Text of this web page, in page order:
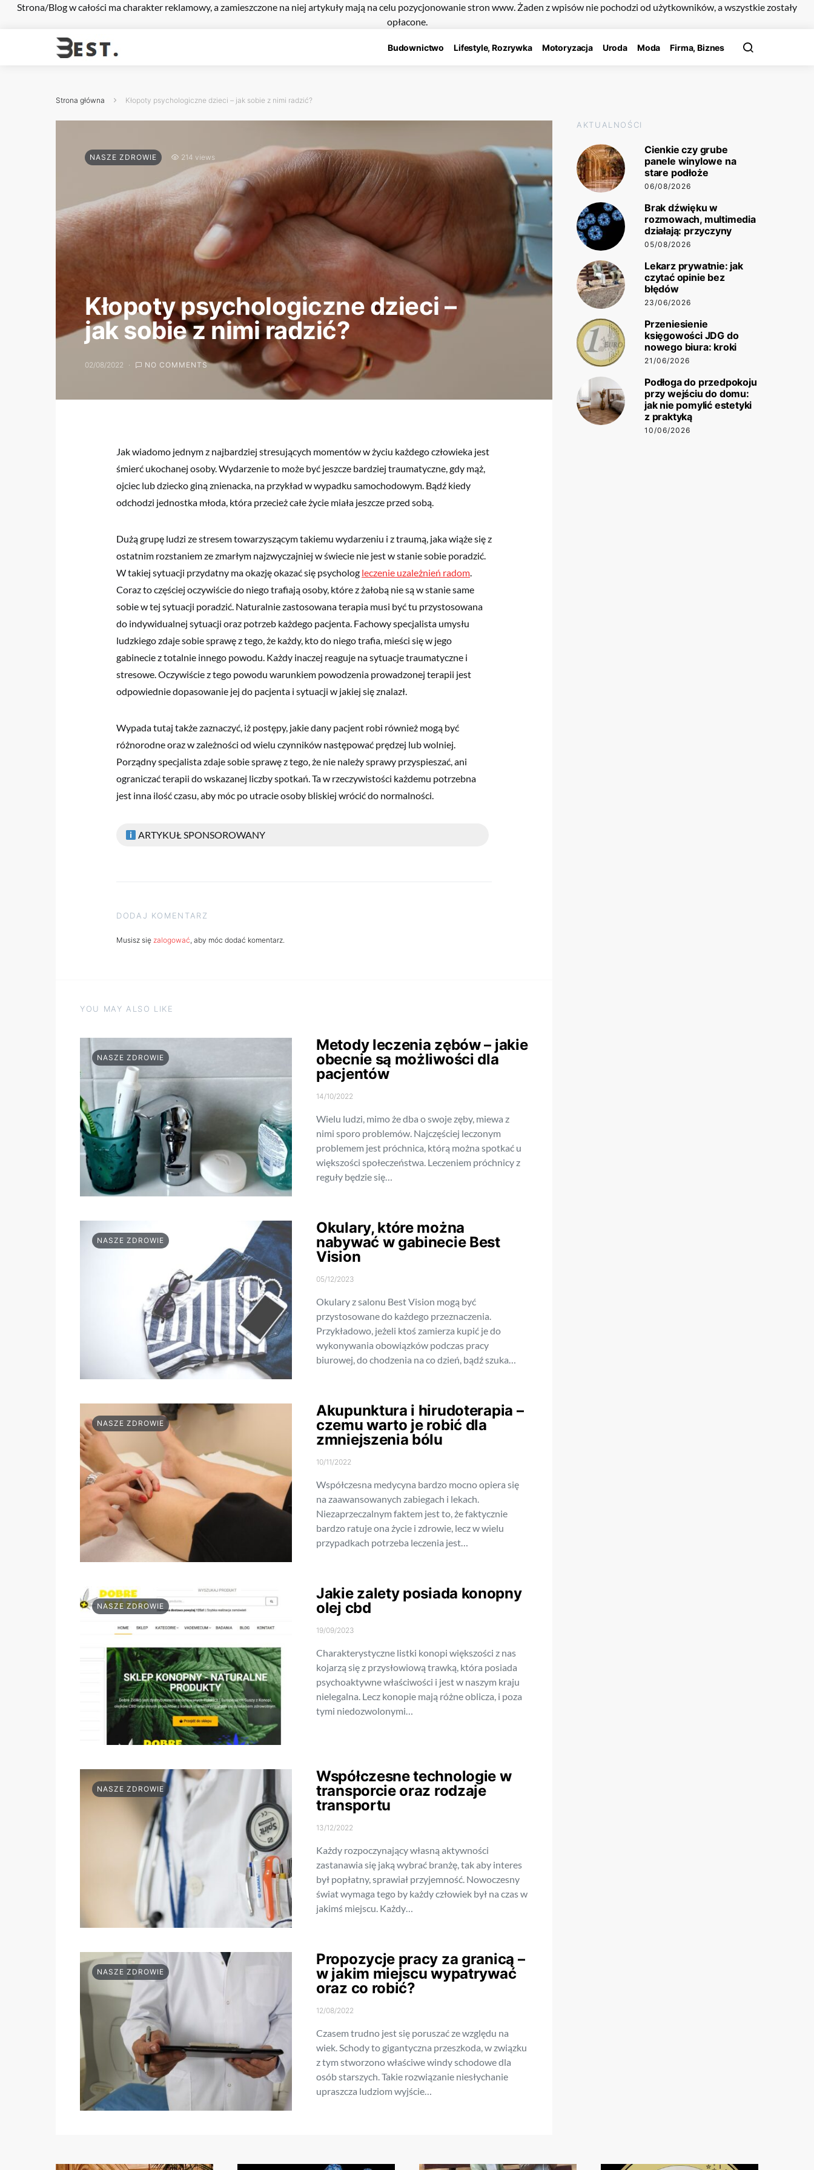
Strona/Blog w całości ma charakter reklamowy, a zamieszczone na niej artykuły mają na celu pozycjonowanie stron www. Żaden z wpisów nie pochodzi od użytkowników, a wszystkie zostały
opłacone.
Budownictwo Lifestyle, Rozrywka Motoryzacja Uroda Moda Firma, Biznes
Strona główna Kłopoty psychologiczne dzieci – jak sobie z nimi radzić?
NASZE ZDROWIE 214 views
Kłopoty psychologiczne dzieci –
jak sobie z nimi radzić?
02/08/2022 NO COMMENTS
Jak wiadomo jednym z najbardziej stresujących momentów w życiu każdego człowieka jest
śmierć ukochanej osoby. Wydarzenie to może być jeszcze bardziej traumatyczne, gdy mąż,
ojciec lub dziecko giną znienacka, na przykład w wypadku samochodowym. Bądź kiedy
odchodzi jednostka młoda, która przecież całe życie miała jeszcze przed sobą.
Dużą grupę ludzi ze stresem towarzyszącym takiemu wydarzeniu i z traumą, jaka wiąże się z
ostatnim rozstaniem ze zmarłym najzwyczajniej w świecie nie jest w stanie sobie poradzić.
W takiej sytuacji przydatny ma okazję okazać się psycholog leczenie uzależnień radom.
Coraz to częściej oczywiście do niego trafiają osoby, które z żałobą nie są w stanie same
sobie w tej sytuacji poradzić. Naturalnie zastosowana terapia musi być tu przystosowana
do indywidualnej sytuacji oraz potrzeb każdego pacjenta. Fachowy specjalista umysłu
ludzkiego zdaje sobie sprawę z tego, że każdy, kto do niego trafia, mieści się w jego
gabinecie z totalnie innego powodu. Każdy inaczej reaguje na sytuacje traumatyczne i
stresowe. Oczywiście z tego powodu warunkiem powodzenia prowadzonej terapii jest
odpowiednie dopasowanie jej do pacjenta i sytuacji w jakiej się znalazł.
Wypada tutaj także zaznaczyć, iż postępy, jakie dany pacjent robi również mogą być
różnorodne oraz w zależności od wielu czynników następować prędzej lub wolniej.
Porządny specjalista zdaje sobie sprawę z tego, że nie należy sprawy przyspieszać, ani
ograniczać terapii do wskazanej liczby spotkań. Ta w rzeczywistości każdemu potrzebna
jest inna ilość czasu, aby móc po utracie osoby bliskiej wrócić do normalności.
ARTYKUŁ SPONSOROWANY
DODAJ KOMENTARZ
Musisz się zalogować, aby móc dodać komentarz.
YOU MAY ALSO LIKE
NASZE ZDROWIE
Metody leczenia zębów – jakie
obecnie są możliwości dla
pacjentów
14/10/2022
Wielu ludzi, mimo że dba o swoje zęby, miewa z
nimi sporo problemów. Najczęściej leczonym
problemem jest próchnica, którą można spotkać u
większości społeczeństwa. Leczeniem próchnicy z
reguły będzie się…
NASZE ZDROWIE
Okulary, które można
nabywać w gabinecie Best
Vision
05/12/2023
Okulary z salonu Best Vision mogą być
przystosowane do każdego przeznaczenia.
Przykładowo, jeżeli ktoś zamierza kupić je do
wykonywania obowiązków podczas pracy
biurowej, do chodzenia na co dzień, bądź szuka…
NASZE ZDROWIE
Akupunktura i hirudoterapia –
czemu warto je robić dla
zmniejszenia bólu
10/11/2022
Współczesna medycyna bardzo mocno opiera się
na zaawansowanych zabiegach i lekach.
Niezaprzeczalnym faktem jest to, że faktycznie
bardzo ratuje ona życie i zdrowie, lecz w wielu
przypadkach potrzeba leczenia jest…
NASZE ZDROWIE
Jakie zalety posiada konopny
olej cbd
19/09/2023
Charakterystyczne listki konopi większości z nas
kojarzą się z przysłowiową trawką, która posiada
psychoaktywne właściwości i jest w naszym kraju
nielegalna. Lecz konopie mają różne oblicza, i poza
tymi niedozwolonymi…
NASZE ZDROWIE
Współczesne technologie w
transporcie oraz rodzaje
transportu
13/12/2022
Każdy rozpoczynający własną aktywności
zastanawia się jaką wybrać branżę, tak aby interes
był popłatny, sprawiał przyjemność. Nowoczesny
świat wymaga tego by każdy człowiek był na czas w
jakimś miejscu. Każdy…
NASZE ZDROWIE
Propozycje pracy za granicą –
w jakim miejscu wypatrywać
oraz co robić?
12/08/2022
Czasem trudno jest się poruszać ze względu na
wiek. Schody to gigantyczna przeszkoda, w związku
z tym stworzono właściwe windy schodowe dla
osób starszych. Takie rozwiązanie niesłychanie
upraszcza ludziom wyjście…
AKTUALNOŚCI
Cienkie czy grube
panele winylowe na
stare podłoże
06/08/2026
Brak dźwięku w
rozmowach, multimedia
działają: przyczyny
05/08/2026
Lekarz prywatnie: jak
czytać opinie bez
błędów
23/06/2026
Przeniesienie
księgowości JDG do
nowego biura: kroki
21/06/2026
Podłoga do przedpokoju
przy wejściu do domu:
jak nie pomylić estetyki
z praktyką
10/06/2026